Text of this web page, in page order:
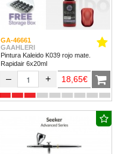
GA-46661
GAAHLERI
Pintura Kaleido K039 rojo mate.
Rapidair 6x20ml
– + 18,65€